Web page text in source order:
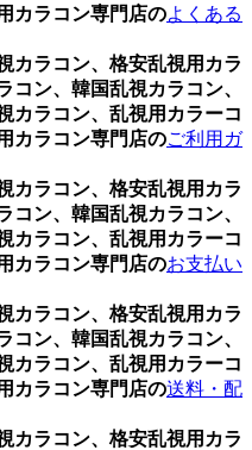
カラコン専門店のよくある
カラコン、格安乱視用カラ
コン、韓国乱視カラコン、
カラコン、乱視用カラーコ
カラコン専門店のご利用ガ
カラコン、格安乱視用カラ
コン、韓国乱視カラコン、
カラコン、乱視用カラーコ
カラコン専門店のお支払い
カラコン、格安乱視用カラ
コン、韓国乱視カラコン、
カラコン、乱視用カラーコ
カラコン専門店の送料・配
カラコン、格安乱視用カラ